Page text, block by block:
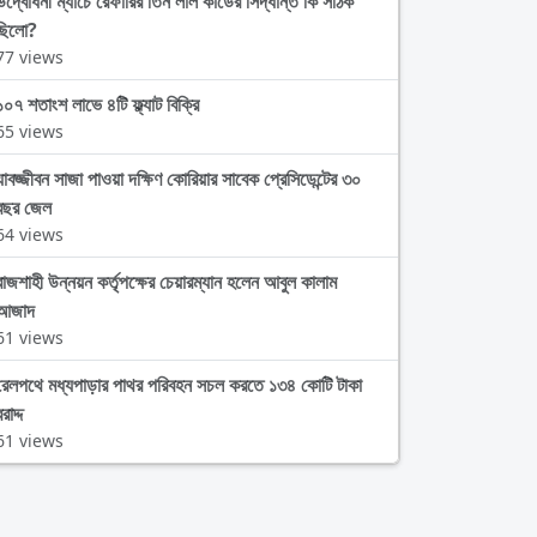
views
শতাংশ লাভে ৪টি ফ্ল্যাট বিক্রি
views
সাজা পাওয়া দক্ষিণ কোরিয়ার সাবেক প্রেসিডেন্টের ৩০
জেল
views
উন্নয়ন কর্তৃপক্ষের চেয়ারম্যান হলেন আবুল কালাম
views
মধ্যপাড়ার পাথর পরিবহন সচল করতে ১৩৪ কোটি টাকা
views